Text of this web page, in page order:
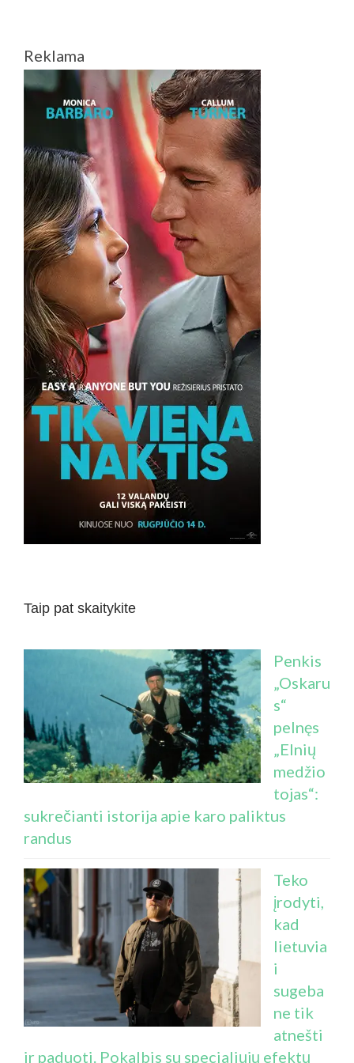
Reklama
Taip pat skaitykite
Penkis
„Oskaru
s“
pelnęs
„Elnių
medžio
tojas“:
sukrečianti istorija apie karo paliktus
randus
Teko
įrodyti,
kad
lietuvia
i
sugeba
ne tik
atnešti
ir paduoti. Pokalbis su specialiųjų efektų